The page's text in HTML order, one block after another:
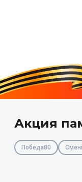
Акция
Победа80